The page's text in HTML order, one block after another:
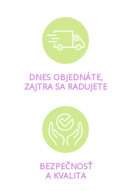
DNES OBJEDNÁTE,
ZAJTRA SA RADUJETE
BEZPEČNOSŤ
A KVALITA